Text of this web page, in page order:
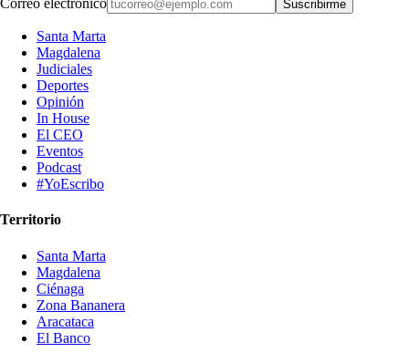
Correo electrónico Suscribirme
Santa Marta
Magdalena
Judiciales
Deportes
Opinión
In House
El CEO
Eventos
Podcast
#YoEscribo
Territorio
Santa Marta
Magdalena
Ciénaga
Zona Bananera
Aracataca
El Banco